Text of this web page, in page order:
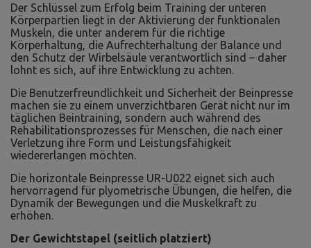
Der Schlüssel zum Erfolg beim Training der unteren
Körperpartien liegt in der Aktivierung der funktionalen
Muskeln, die unter anderem für die richtige
Körperhaltung, die Aufrechterhaltung der Balance und
den Schutz der Wirbelsäule verantwortlich sind – daher
lohnt es sich, auf ihre Entwicklung zu achten.
Die Benutzerfreundlichkeit und Sicherheit der Beinpresse
machen sie zu einem unverzichtbaren Gerät nicht nur im
täglichen Beintraining, sondern auch während des
Rehabilitationsprozesses für Menschen, die nach einer
Verletzung ihre Form und Leistungsfähigkeit
wiedererlangen möchten.
Die horizontale Beinpresse UR-U022 eignet sich auch
hervorragend für plyometrische Übungen, die helfen, die
Dynamik der Bewegungen und die Muskelkraft zu
erhöhen.
Der Gewichtstapel (seitlich platziert)